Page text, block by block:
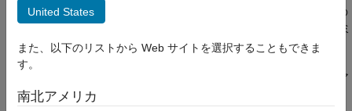
プログラム実行結果のログを作成する
解析のためのログ データ
状態、時間および出力のログの構成
使用したデータのログ記録
手法が使用可能です。生成された実行可能ファイルは、モデルの
各実行タイム ステップにおけるシステムの状態、出力およびシミ
ュレーション時間を保存できます。データは、既定では
はモデルの名前です。データ ログ記録のチュートリア
ルについては、
United States
また、以下のリストから Web サイトを選択することもできま
す。
南北アメリカ